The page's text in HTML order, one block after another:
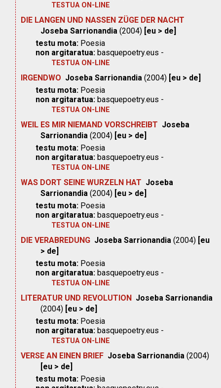
TESTUA ON-LINE
DIE LANGEN UND NASSEN ZÜGE DER NACHT
Joseba Sarrionandia (2004) [eu > de]
testu mota: Poesia
non argitaratua: basquepoetry.eus -
TESTUA ON-LINE
IRGENDWO Joseba Sarrionandia (2004) [eu > de]
testu mota: Poesia
non argitaratua: basquepoetry.eus -
TESTUA ON-LINE
WEIL ES MIR NIEMAND VORSCHREIBT Joseba
Sarrionandia (2004) [eu > de]
testu mota: Poesia
non argitaratua: basquepoetry.eus -
TESTUA ON-LINE
WAS DORT SEINE WURZELN HAT Joseba
Sarrionandia (2004) [eu > de]
testu mota: Poesia
non argitaratua: basquepoetry.eus -
TESTUA ON-LINE
DIE VERABREDUNG Joseba Sarrionandia (2004) [eu
> de]
testu mota: Poesia
non argitaratua: basquepoetry.eus -
TESTUA ON-LINE
LITERATUR UND REVOLUTION Joseba Sarrionandia
(2004) [eu > de]
testu mota: Poesia
non argitaratua: basquepoetry.eus -
TESTUA ON-LINE
VERSE AN EINEN BRIEF Joseba Sarrionandia (2004)
[eu > de]
testu mota: Poesia